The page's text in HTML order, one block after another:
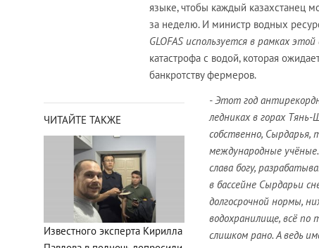
языке, чтобы каждый казахстанец
за неделю. И министр водных
GLOFAS используется в рамках
катастрофа с водой, которая
банкротству фермеров.
ЧИТАЙТЕ ТАКЖЕ
Известного эксперта Кирилла
- Этот год
ледниках в горах
собственно,
международные
слава богу,
в бассейне Сырдарьи
долгосрочной нормы,
водохранилище, всё по
слишком рано. А ведь